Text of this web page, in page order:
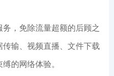
，免除流量超额的后顾之
输、视频直播、文件下载
的网络体验。